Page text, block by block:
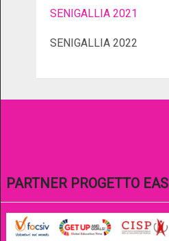
SENIGALLIA 2021
SENIGALLIA 2022
PARTNER PROGETTO EAS